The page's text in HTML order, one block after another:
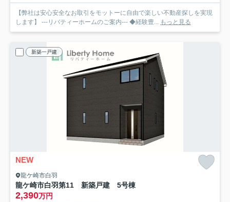
【弊社は安心安全なお取引をモットーに自由で楽しい不動産探しを実現
します】 ---リバティーホームのご案内--- ◆経験豊... もっと見る
新築一戸建
NEW
龍ケ崎市白羽
龍ケ崎市白羽第11 新築戸建 5号棟
2,390万円